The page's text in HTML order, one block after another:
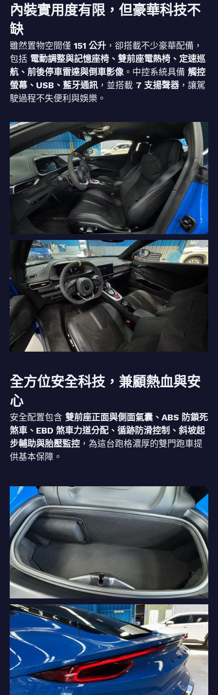
內裝實用度有限，但豪華科技不
缺
雖然置物空間僅 151 公升 ，卻搭載不少豪華配備，
包括 電動調整與記憶座椅、雙前座電熱椅、定速巡
航、前後停車雷達與倒車影像 。中控系統具備 觸控
螢幕、USB、藍牙通訊，並搭載 7 支揚聲器 ，讓駕
駛過程不失便利與娛樂。
全方位安全科技，兼顧熱血與安
心
安全配置包含 雙前座正面與側面氣囊、ABS 防鎖死
煞車、EBD 煞車力道分配、循跡防滑控制、斜坡起
步輔助與胎壓監控 ，為這台跑格濃厚的雙門跑車提
供基本保障。